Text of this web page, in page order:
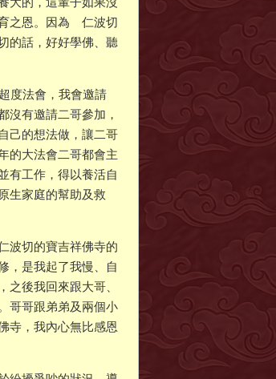
之恩。因為 仁波切
的話，好好學佛、聽
度法會，我會邀請
沒有邀請二哥參加，
己的想法做，讓二哥
的大法會二哥都會主
有工作，得以養活自
生家庭的幫助及救
波切的寶吉祥佛寺的
，是我起了我慢、自
後我回來跟大哥、
哥哥跟弟弟及兩個小
寺，我內心無比感恩